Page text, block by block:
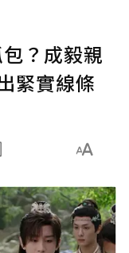
？成毅親
緊實線條